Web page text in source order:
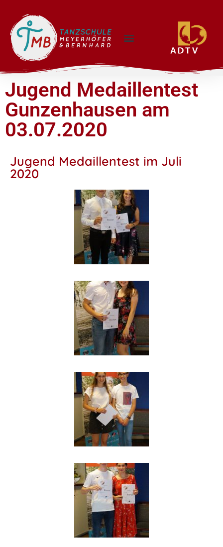
Jugend Medaillentest
Gunzenhausen am
03.07.2020
Jugend Medaillentest im Juli
2020